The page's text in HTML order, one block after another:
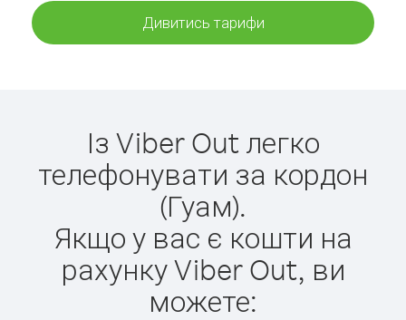
Дивитись тарифи
Із Viber Out легко
телефонувати за кордон
(Гуам).
Якщо у вас є кошти на
рахунку Viber Out, ви
можете: